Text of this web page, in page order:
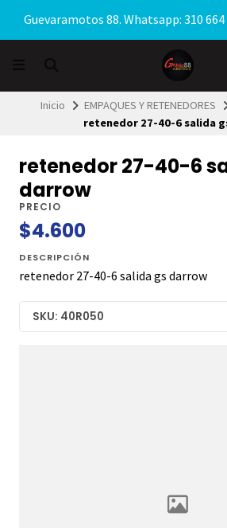
Guevaramotos 88. Whatsapp: 310 664
Inicio EMPAQUES Y RETENEDORES
retenedor 27-40-6 salida
retenedor 27-40-6
darrow
PRECIO
$4.600
DESCRIPCIÓN
retenedor 27-40-6 salida gs darrow
SKU: 40R050